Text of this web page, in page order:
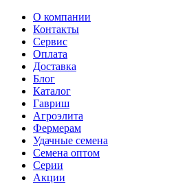
О компании
Контакты
Сервис
Оплата
Доставка
Блог
Каталог
Гавриш
Агроэлита
Фермерам
Удачные семена
Семена оптом
Серии
Акции